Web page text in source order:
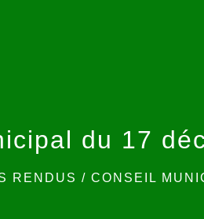
du 17
RENDUS /CONSEIL